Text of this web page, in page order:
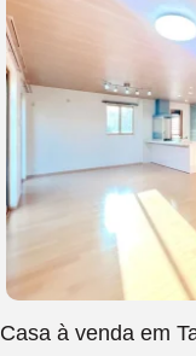
Casa à venda em